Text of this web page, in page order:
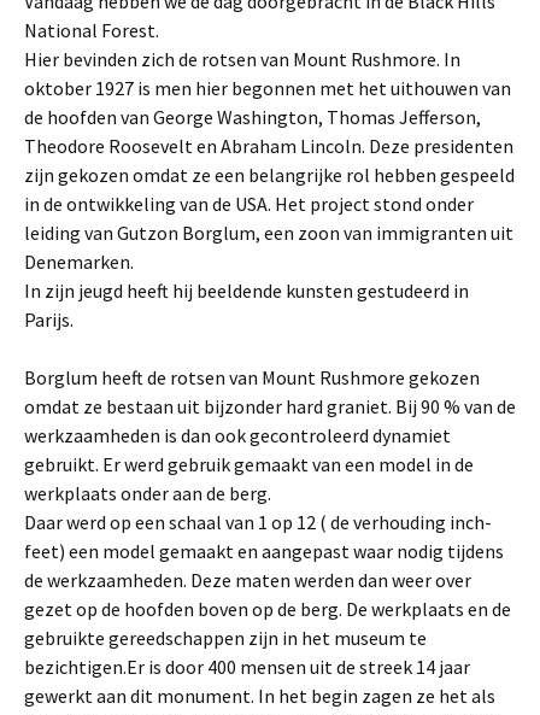
National Forest.
Hier bevinden zich de rotsen van Mount Rushmore. In
oktober 1927 is men hier begonnen met het uithouwen van
de hoofden van George Washington, Thomas Jefferson,
Theodore Roosevelt en Abraham Lincoln. Deze presidenten
zijn gekozen omdat ze een belangrijke rol hebben gespeeld
in de ontwikkeling van de USA. Het project stond onder
leiding van Gutzon Borglum, een zoon van immigranten uit
Denemarken.
In zijn jeugd heeft hij beeldende kunsten gestudeerd in
Parijs.
Borglum heeft de rotsen van Mount Rushmore gekozen
omdat ze bestaan uit bijzonder hard graniet. Bij 90 % van de
werkzaamheden is dan ook gecontroleerd dynamiet
gebruikt. Er werd gebruik gemaakt van een model in de
werkplaats onder aan de berg.
Daar werd op een schaal van 1 op 12 ( de verhouding inch-
feet) een model gemaakt en aangepast waar nodig tijdens
de werkzaamheden. Deze maten werden dan weer over
gezet op de hoofden boven op de berg. De werkplaats en de
gebruikte gereedschappen zijn in het museum te
bezichtigen.Er is door 400 mensen uit de streek 14 jaar
gewerkt aan dit monument. In het begin zagen ze het als